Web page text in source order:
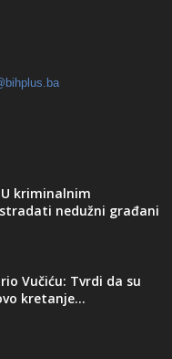
kriminalnim
nedužni građani
Vučiću: Tvrdi da su
kretanje...